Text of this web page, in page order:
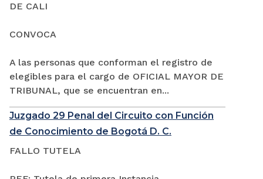
DE CALI
CONVOCA
A las personas que conforman el registro de
elegibles para el cargo de OFICIAL MAYOR DE
TRIBUNAL, que se encuentran en...
Juzgado 29 Penal del Circuito con Función
de Conocimiento de Bogotá D. C.
FALLO TUTELA